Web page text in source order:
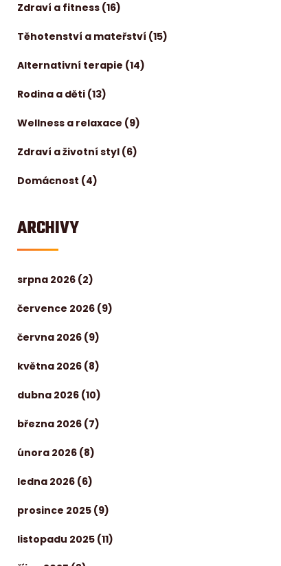
Zdraví a fitness (16)
Těhotenství a mateřství (15)
Alternativní terapie (14)
Rodina a děti (13)
Wellness a relaxace (9)
Zdraví a životní styl (6)
Domácnost (4)
ARCHIVY
srpna 2026 (2)
července 2026 (9)
června 2026 (9)
května 2026 (8)
dubna 2026 (10)
března 2026 (7)
února 2026 (8)
ledna 2026 (6)
prosince 2025 (9)
listopadu 2025 (11)